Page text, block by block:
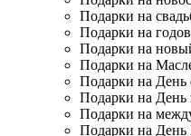
Подарки на
Подарки на
Подарки на
Подарки на
Подарки на День
Подарки на День
Подарки на
Подарки на